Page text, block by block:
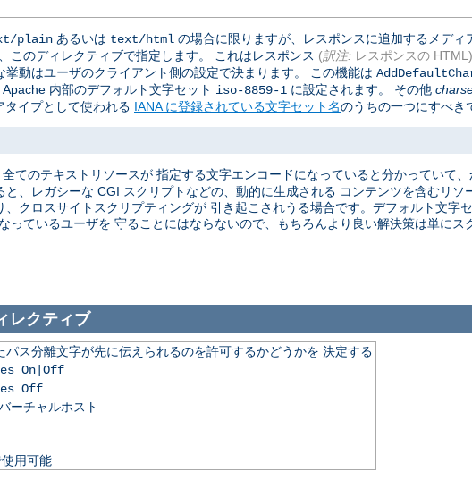
plain あるいは text/html の場合に限りますが、レスポンスに追加するメデ
このディレクティブで指定します。 これはレスポンス (訳注: レスポンスの HTML)
動はユーザのクライアント側の設定で決まります。 この機能は
内部のデフォルト文字セット iso-8859-1 に設定されます。 その他
タイプとして使われる IANA に登録されている文字セット名のうちの一つにすべき
てのテキストリソースが 指定する文字エンコードになっていると分かっていて
、レガシーな CGI スクリプトなどの、動的に生成される コンテンツを含むリ
クロスサイトスクリプティングが 引き起こされうる場合です。デフォルト文字
っているユーザを 守ることにはならないので、もちろんより良い解決策は単にス
レクティブ
パス分離文字が先に伝えられるのを許可するかどうかを 決定する
On|Off
Off
ーチャルホスト
用可能